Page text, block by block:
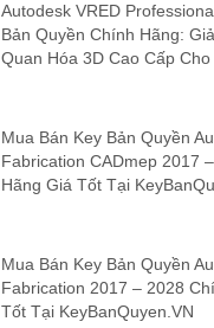
Autodesk VRED
Bản Quyền Chính Hãng:
Quan Hóa 3D Cao Cấp
Mua Bán Key Bản Quyền
Fabrication CADmep 2017
Hãng Giá Tốt Tại
Mua Bán Key Bản Quyền
Fabrication 2017 – 2028
Tốt Tại KeyBanQuyen.VN